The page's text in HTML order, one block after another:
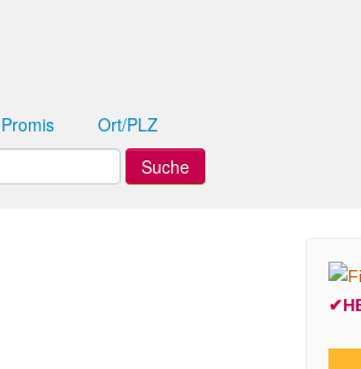
Promis Ort/PLZ
✔